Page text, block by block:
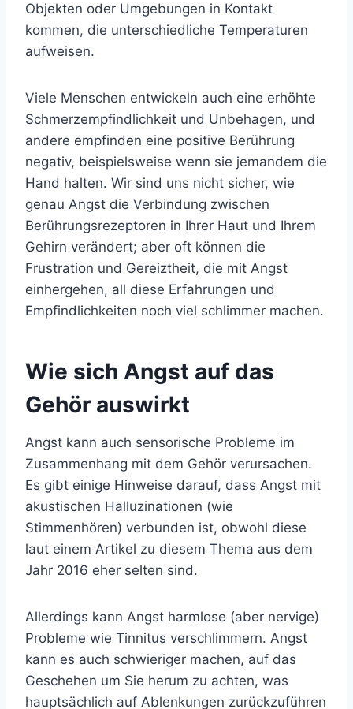
Objekten oder Umgebungen in Kontakt
kommen, die unterschiedliche Temperaturen
aufweisen.
Viele Menschen entwickeln auch eine erhöhte
Schmerzempfindlichkeit und Unbehagen, und
andere empfinden eine positive Berührung
negativ, beispielsweise wenn sie jemandem die
Hand halten. Wir sind uns nicht sicher, wie
genau Angst die Verbindung zwischen
Berührungsrezeptoren in Ihrer Haut und Ihrem
Gehirn verändert; aber oft können die
Frustration und Gereiztheit, die mit Angst
einhergehen, all diese Erfahrungen und
Empfindlichkeiten noch viel schlimmer machen.
Wie sich Angst auf das
Gehör auswirkt
Angst kann auch sensorische Probleme im
Zusammenhang mit dem Gehör verursachen.
Es gibt einige Hinweise darauf, dass Angst mit
akustischen Halluzinationen (wie
Stimmenhören) verbunden ist, obwohl diese
laut einem Artikel zu diesem Thema aus dem
Jahr 2016 eher selten sind.
Allerdings kann Angst harmlose (aber nervige)
Probleme wie Tinnitus verschlimmern. Angst
kann es auch schwieriger machen, auf das
Geschehen um Sie herum zu achten, was
hauptsächlich auf Ablenkungen zurückzuführen